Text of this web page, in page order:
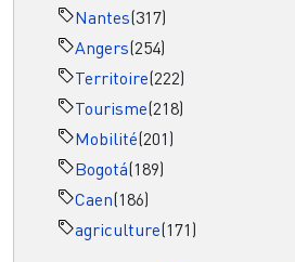
Nantes(317)
Angers(254)
Territoire(222)
Tourisme(218)
Mobilité(201)
Bogotá(189)
Caen(186)
agriculture(171)